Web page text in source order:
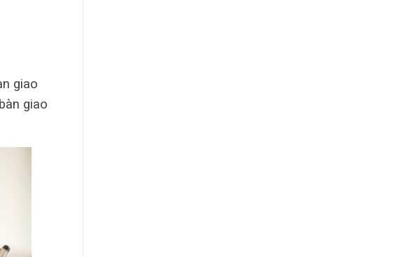
giao
giao